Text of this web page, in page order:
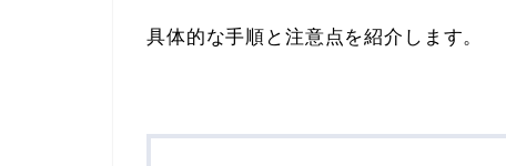
具体的な手順と注意点を紹介します。